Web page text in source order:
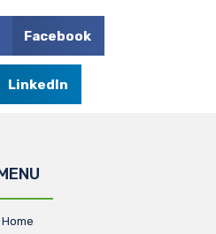
Facebook
LinkedIn
Home